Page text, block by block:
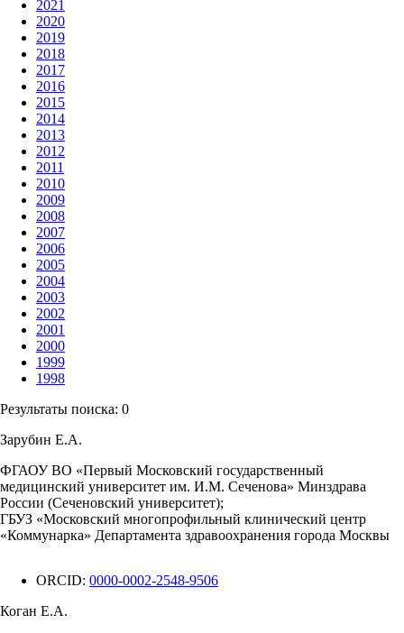
2021
2020
2019
2018
2017
2016
2015
2014
2013
2012
2011
2010
2009
2008
2007
2006
2005
2004
2003
2002
2001
2000
1999
1998
Результаты поиска: 0
Зарубин Е.А.
ФГАОУ ВО «Первый Московский государственный
медицинский университет им. И.М. Сеченова» Минздрава
России (Сеченовский университет);
ГБУЗ «Московский многопрофильный клинический центр
«Коммунарка» Департамента здравоохранения города Москвы
ORCID: 0000-0002-2548-9506
Коган Е.А.